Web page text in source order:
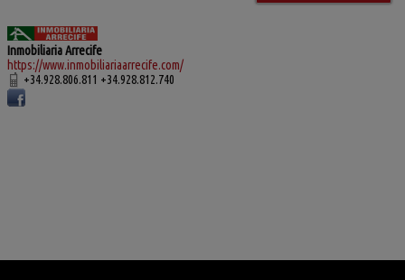
Inmobiliaria Arrecife
https://www.inmobiliariaarrecife.com/
+34.928.806.811 +34.928.812.740